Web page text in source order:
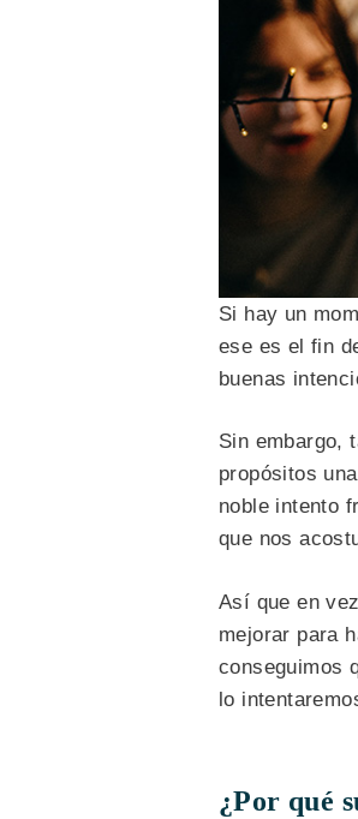
Si hay un
ese es el fin
buenas
Sin embargo,
propósitos
noble intento
que nos
Así que en
mejorar para
conseguimos
lo
¿Por qué